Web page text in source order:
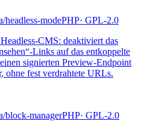
/headless-modePHP· GPL-2.0
CMS: deaktiviert das
Links auf das entkoppelte
signierten Preview-Endpoint
fest verdrahtete URLs.
/block-managerPHP· GPL-2.0